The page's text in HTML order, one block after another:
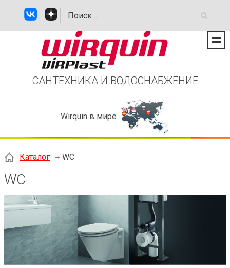
САНТЕХНИКА И ВОДОСНАБЖЕНИЕ
Wirquin в мире
Каталог WC
WC